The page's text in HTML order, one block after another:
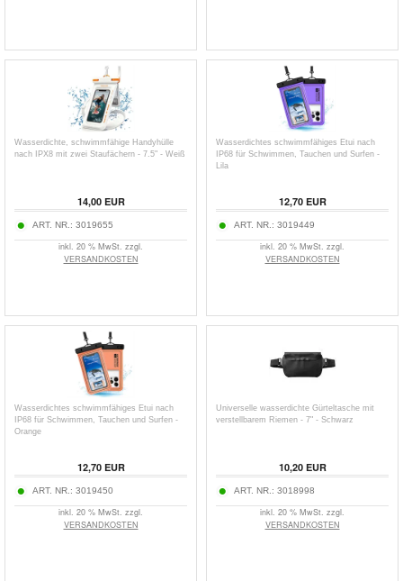
Wasserdichte, schwimmfähige Handyhülle
nach IPX8 mit zwei Staufächern - 7.5" - Weiß
14,00EUR
ART. NR.: 3019655
inkl. 20 % MwSt. zzgl.
VERSANDKOSTEN
Wasserdichtes schwimmfähiges Etui nach
IP68 für Schwimmen, Tauchen und Surfen -
Lila
12,70EUR
ART. NR.: 3019449
inkl. 20 % MwSt. zzgl.
VERSANDKOSTEN
Wasserdichtes schwimmfähiges Etui nach
IP68 für Schwimmen, Tauchen und Surfen -
Orange
12,70EUR
ART. NR.: 3019450
inkl. 20 % MwSt. zzgl.
VERSANDKOSTEN
Universelle wasserdichte Gürteltasche mit
verstellbarem Riemen - 7" - Schwarz
10,20EUR
ART. NR.: 3018998
inkl. 20 % MwSt. zzgl.
VERSANDKOSTEN